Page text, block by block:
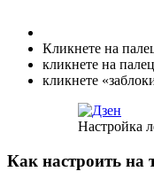
Кликнете на
кликнете на
кликнете
Настройка
Как настроить на